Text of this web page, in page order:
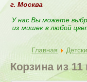
г. Москва
У нас Вы можете
из мишек в любой
Главная
Корзина из